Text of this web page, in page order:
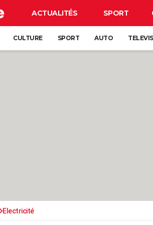
ACTUALITÉS SPORT
CULTURE SPORT AUTO
Electricité